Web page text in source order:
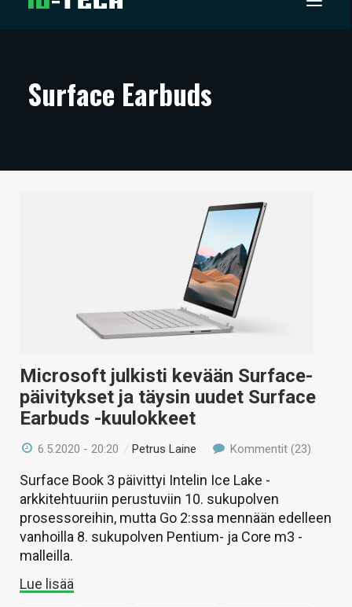
ARTIKKELIT
TECHBBS
HAKU
Surface Earbuds
Microsoft julkisti kevään Surface-
päivitykset ja täysin uudet Surface
Earbuds -kuulokkeet
6.5.2020 - 20:20 /Petrus Laine Kommentit (23)
Surface Book 3 päivittyi Intelin Ice Lake -
arkkitehtuuriin perustuviin 10. sukupolven
prosessoreihin, mutta Go 2:ssa mennään edelleen
vanhoilla 8. sukupolven Pentium- ja Core m3 -
malleilla.
Lue lisää